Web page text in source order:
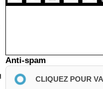
Anti-spam
CLIQUEZ POUR